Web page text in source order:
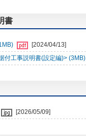
書
[2024/04/13]
付工事説明書(設定編)> (3MB)
[2026/05/09]